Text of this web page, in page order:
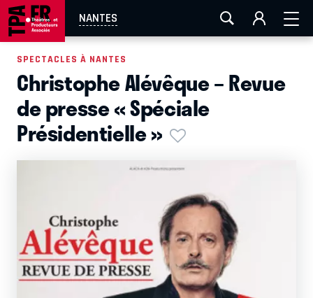
NANTES
AIX-MARSEILLE AURAY LA ROCHELLE
EN TOURNÉE
SPECTACLES À NANTES
Christophe Alévêque – Revue
de presse « Spéciale
Présidentielle »